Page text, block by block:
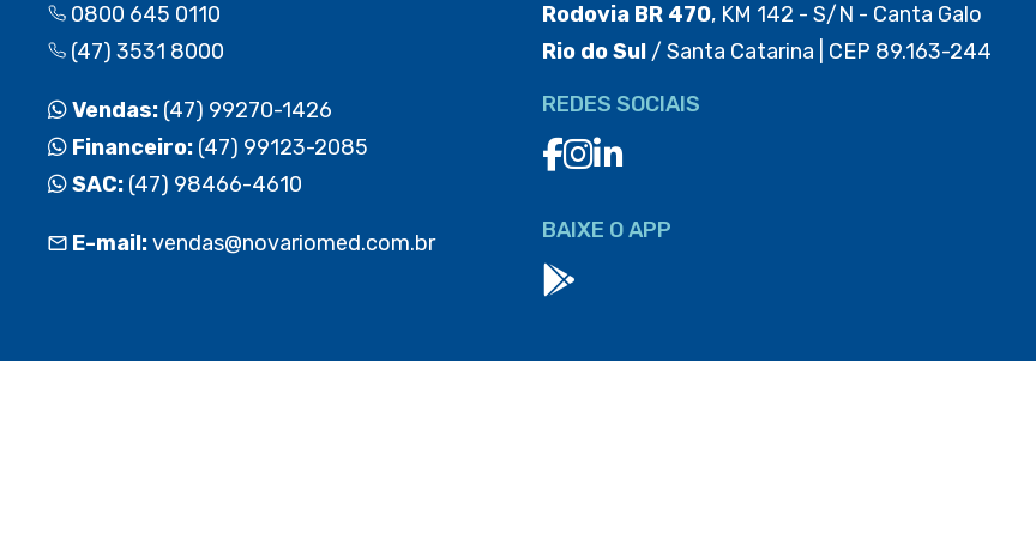
0800 645 0110
(47) 3531 8000
Vendas: (47) 99270-1426
Financeiro: (47) 99123-2085
SAC: (47) 98466-4610
E-mail:vendas@novariomed.com.br
Rodovia BR 470, KM 142 - S/N - Canta Galo
Rio do Sul/ Santa Catarina | CEP 89.163-244
REDES SOCIAIS
BAIXE O APP